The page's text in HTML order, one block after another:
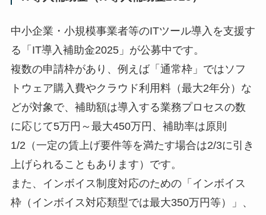
中小企業・小規模事業者等のITツール導入を支援す
る「IT導入補助金2025」が公募中です。
複数の申請枠があり、例えば「通常枠」ではソフ
トウェア購入費やクラウド利用料（最大2年分）な
どが対象で、補助額は導入する業務プロセスの数
に応じて5万円～最大450万円、補助率は原則
1/2（一定の賃上げ要件等を満たす場合は2/3に引き
上げられることもあります）です。
また、インボイス制度対応のための「インボイス
枠（インボイス対応類型では最大350万円等）」、